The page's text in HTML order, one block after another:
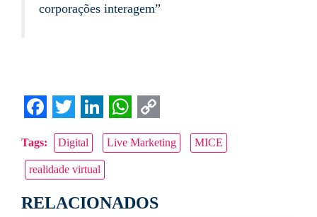
corporações interagem”
Facebook
Twitter
LinkedIn
WhatsApp
Copy
Link
Tags: Digital Live Marketing MICE
realidade virtual
RELACIONADOS